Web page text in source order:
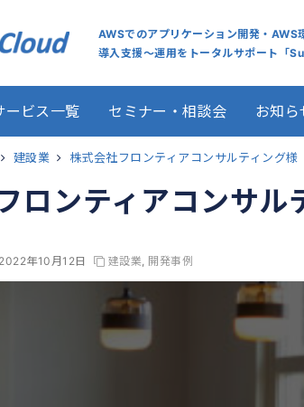
AWSでのアプリケーション開発・AWS
導入支援～運用をトータルサポート「
ービス一覧 セミナー・相談会 お知ら
建設業 株式会社フロンティアコンサルティング様
ロンティアコンサル
2022年10月12日 建設業, 開発事例